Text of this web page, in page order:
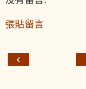
張貼留言
‹